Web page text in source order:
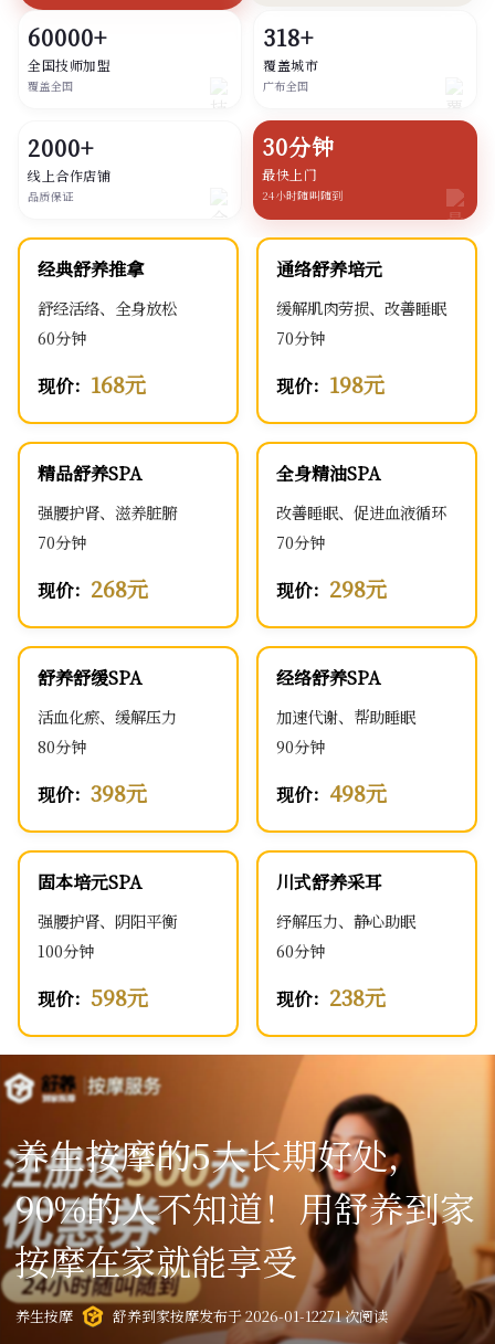
60000+
全国技师加盟
覆盖全国
318+
覆盖城市
广布全国
2000+
线上合作店铺
品质保证
30分钟
最快上门
24小时随叫随到
经典舒养推拿
舒经活络、全身放松
60分钟
现价： 168元
通络舒养培元
缓解肌肉劳损、改善睡眠
70分钟
现价： 198元
精品舒养SPA
强腰护肾、滋养脏腑
70分钟
现价： 268元
全身精油SPA
改善睡眠、促进血液循环
70分钟
现价： 298元
舒养舒缓SPA
活血化瘀、缓解压力
80分钟
现价： 398元
经络舒养SPA
加速代谢、帮助睡眠
90分钟
现价： 498元
固本培元SPA
强腰护肾、阴阳平衡
100分钟
现价： 598元
川式舒养采耳
纾解压力、静心助眠
60分钟
现价： 238元
养生按摩的5大长期好处，
90%的人不知道！用舒养到家
按摩在家就能享受
养生按摩 舒养到家按摩发布于 2026-01-12271 次阅读